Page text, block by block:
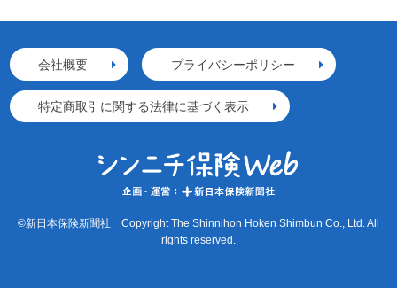
会社概要 プライバシーポリシー
特定商取引に関する法律に基づく表示
©新日本保険新聞社 Copyright The Shinnihon Hoken Shimbun Co., Ltd. All
rights reserved.